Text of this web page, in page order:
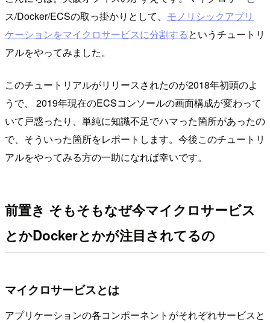
ス/Docker/ECSの取っ掛かりとして、 モノリシックアプリ
ケーションをマイクロサービスに分割するというチュートリ
アルをやってみました。
このチュートリアルがリリースされたのが2018年初頭のよ
うで、 2019年現在のECSコンソールの画面構成が変わって
いて戸惑ったり、単純に知識不足でハマった箇所があったの
で、そういった箇所をレポートします。今後このチュートリ
アルをやってみる方の一助になれば幸いです。
前置き そもそもなぜ今マイクロサービス
とかDockerとかが注目されてるの
マイクロサービスとは
アプリケーションの各コンポーネントがそれぞれサービスと